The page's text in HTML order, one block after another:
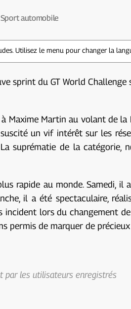
Sport automobile
Utilisez le menu pour changer la
sprint du GT World Challenge
Martin au volant de
un vif intérêt sur les
suprématie de la catégorie,
rapide au monde. Samedi,
il a été spectaculaire,
lors du changement
permis de marquer de
par les utilisateurs enregistrés